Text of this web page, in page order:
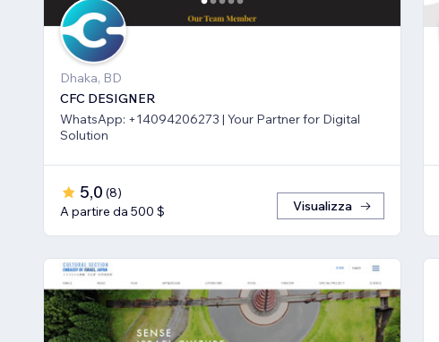
Dhaka, BD
CFC DESIGNER
WhatsApp: +14094206273 | Your Partner for Digital
Solution
5,0 (8)
A partire da 500 $
Visualizza